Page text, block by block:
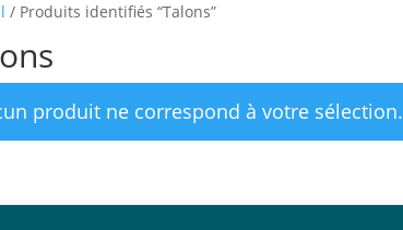
/ Produits identifiés “Talons”
produit ne correspond à votre sélection.